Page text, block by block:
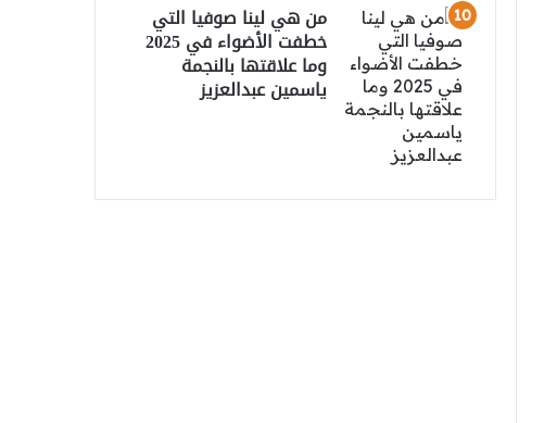
من هي لينا صوفيا التي
خطفت الأضواء في 2025
وما علاقتها بالنجمة
ياسمين عبدالعزيز